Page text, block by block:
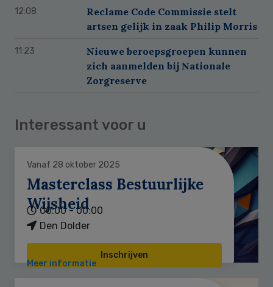
12:08
Reclame Code Commissie stelt
artsen gelijk in zaak Philip Morris
11:23
Nieuwe beroepsgroepen kunnen
zich aanmelden bij Nationale
Zorgreserve
Interessant voor u
Vanaf 28 oktober 2025
Masterclass Bestuurlijke
Wijsheid
00:00 - 00:00
Den Dolder
Inschrijven
Meer informatie